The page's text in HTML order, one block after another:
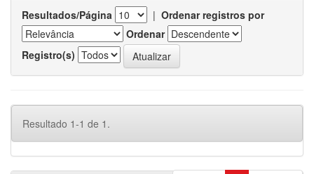
Resultados/Página | Ordenar registros por
Ordenar
Registro(s)
Resultado 1-1 de 1.